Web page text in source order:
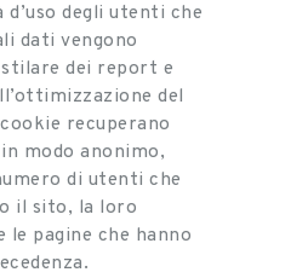
degli utenti che
dati vengono
dei report e
del
recuperano
modo anonimo,
di utenti che
il sito, la loro
le pagine che hanno